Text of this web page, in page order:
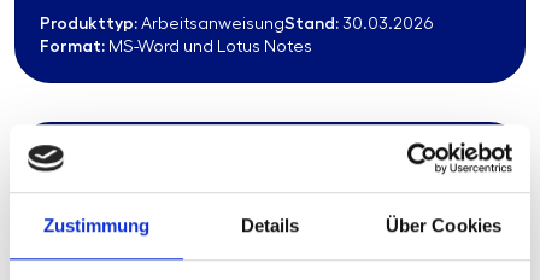
Zustimmung Details Über Cookies
Produkttyp: ArbeitsanweisungStand: 30.03.2026
Format: MS-Word und Lotus Notes
320.09.06
Muster-Arbeitsanweisung „Schulung und
Sensibilisierung zu
Informationssicherheit und